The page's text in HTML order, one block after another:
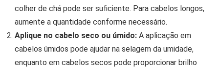
colher de chá pode ser suficiente. Para cabelos longos,
aumente a quantidade conforme necessário.
Aplique no cabelo seco ou úmido: A aplicação em
cabelos úmidos pode ajudar na selagem da umidade,
enquanto em cabelos secos pode proporcionar brilho